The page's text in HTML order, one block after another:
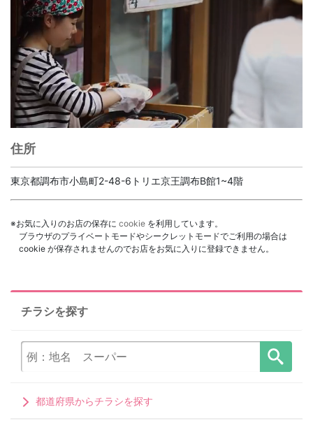
住所
東京都調布市小島町2-48-6トリエ京王調布B館1~4階
※お気に入りのお店の保存に cookie を利用しています。
ブラウザのプライベートモードやシークレットモードでご利用の場合は
cookie が保存されませんのでお店をお気に入りに登録できません。
チラシを探す
都道府県からチラシを探す